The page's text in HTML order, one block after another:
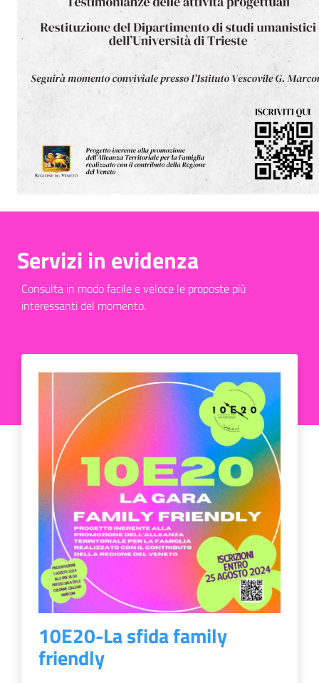
Servizi in evidenza
Consulta in modo facile e veloce le proposte più
interessanti del momento.
10E20-La sfida family
friendly